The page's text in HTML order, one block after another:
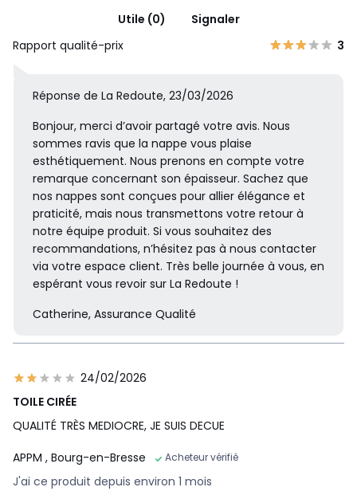
Utile (0)
Signaler
Rapport qualité-prix
3
Réponse de La Redoute, 23/03/2026
Bonjour, merci d’avoir partagé votre avis. Nous
sommes ravis que la nappe vous plaise
esthétiquement. Nous prenons en compte votre
remarque concernant son épaisseur. Sachez que
nos nappes sont conçues pour allier élégance et
praticité, mais nous transmettons votre retour à
notre équipe produit. Si vous souhaitez des
recommandations, n’hésitez pas à nous contacter
via votre espace client. Très belle journée à vous, en
espérant vous revoir sur La Redoute !
Catherine, Assurance Qualité
24/02/2026
TOILE CIRÉE
QUALITÉ TRÈS MEDIOCRE, JE SUIS DECUE
APPM , Bourg-en-Bresse Acheteur vérifié
J'ai ce produit depuis environ 1 mois